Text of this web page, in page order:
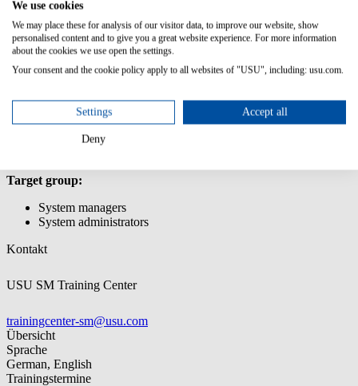
Creating and editing relationships
Creating and editing business logics/rules
Transferring customizations using the Customization Transfer
Manager
Participation in user training courses for basic modules (e.g.,
Asset Manager, Incident & Problem Manager, etc.)
Basic knowledge of databases and data modeling
Target group:
System managers
System administrators
Kontakt
USU SM Training Center
trainingcenter-sm@usu.com
Übersicht
Sprache
German, English
Trainingstermine
We use cookies
We may place these for analysis of our visitor data, to improve our website, show
personalised content and to give you a great website experience. For more information
about the cookies we use open the settings.
Your consent and the cookie policy apply to all websites of "USU", including: usu.com.
Settings Accept all
Deny